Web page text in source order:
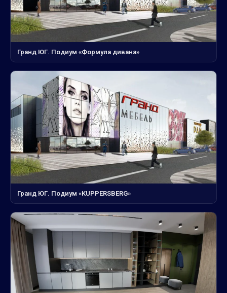
Гранд ЮГ. Подиум «Формула дивана»
Гранд ЮГ. Подиум «KUPPERSBERG»